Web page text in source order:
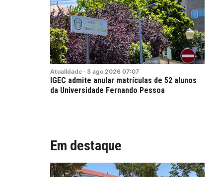
Atualidade · 3 ago 2026 07:07
IGEC admite anular matrículas de 52 alunos
da Universidade Fernando Pessoa
Em destaque